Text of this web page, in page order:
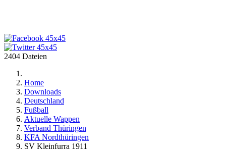
2404 Dateien
Home
Downloads
Deutschland
Fußball
Aktuelle Wappen
Verband Thüringen
KFA Nordthüringen
SV Kleinfurra 1911